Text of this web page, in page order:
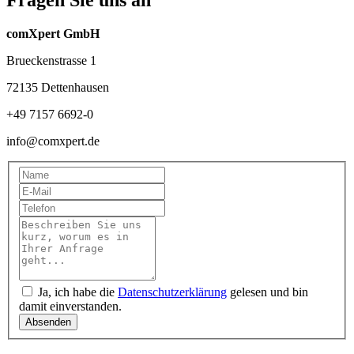
comXpert GmbH
Brueckenstrasse 1
72135 Dettenhausen
+49 7157 6692-0
info@comxpert.de
Ja, ich habe die Datenschutzerklärung gelesen und bin
damit einverstanden.
Absenden